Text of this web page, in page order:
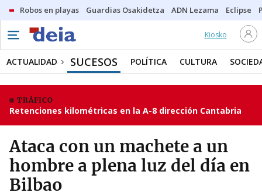
Robos en playas Guardias Osakidetza ADN Lezama Eclipse
Kiosko
ACTUALIDAD SUCESOS POLÍTICA CULTURA
TRÁFICO
Retenciones kilométricas en la A-8 dirección Cantabria
Ataca con un machete a un
hombre a plena luz del día en
Bilbao